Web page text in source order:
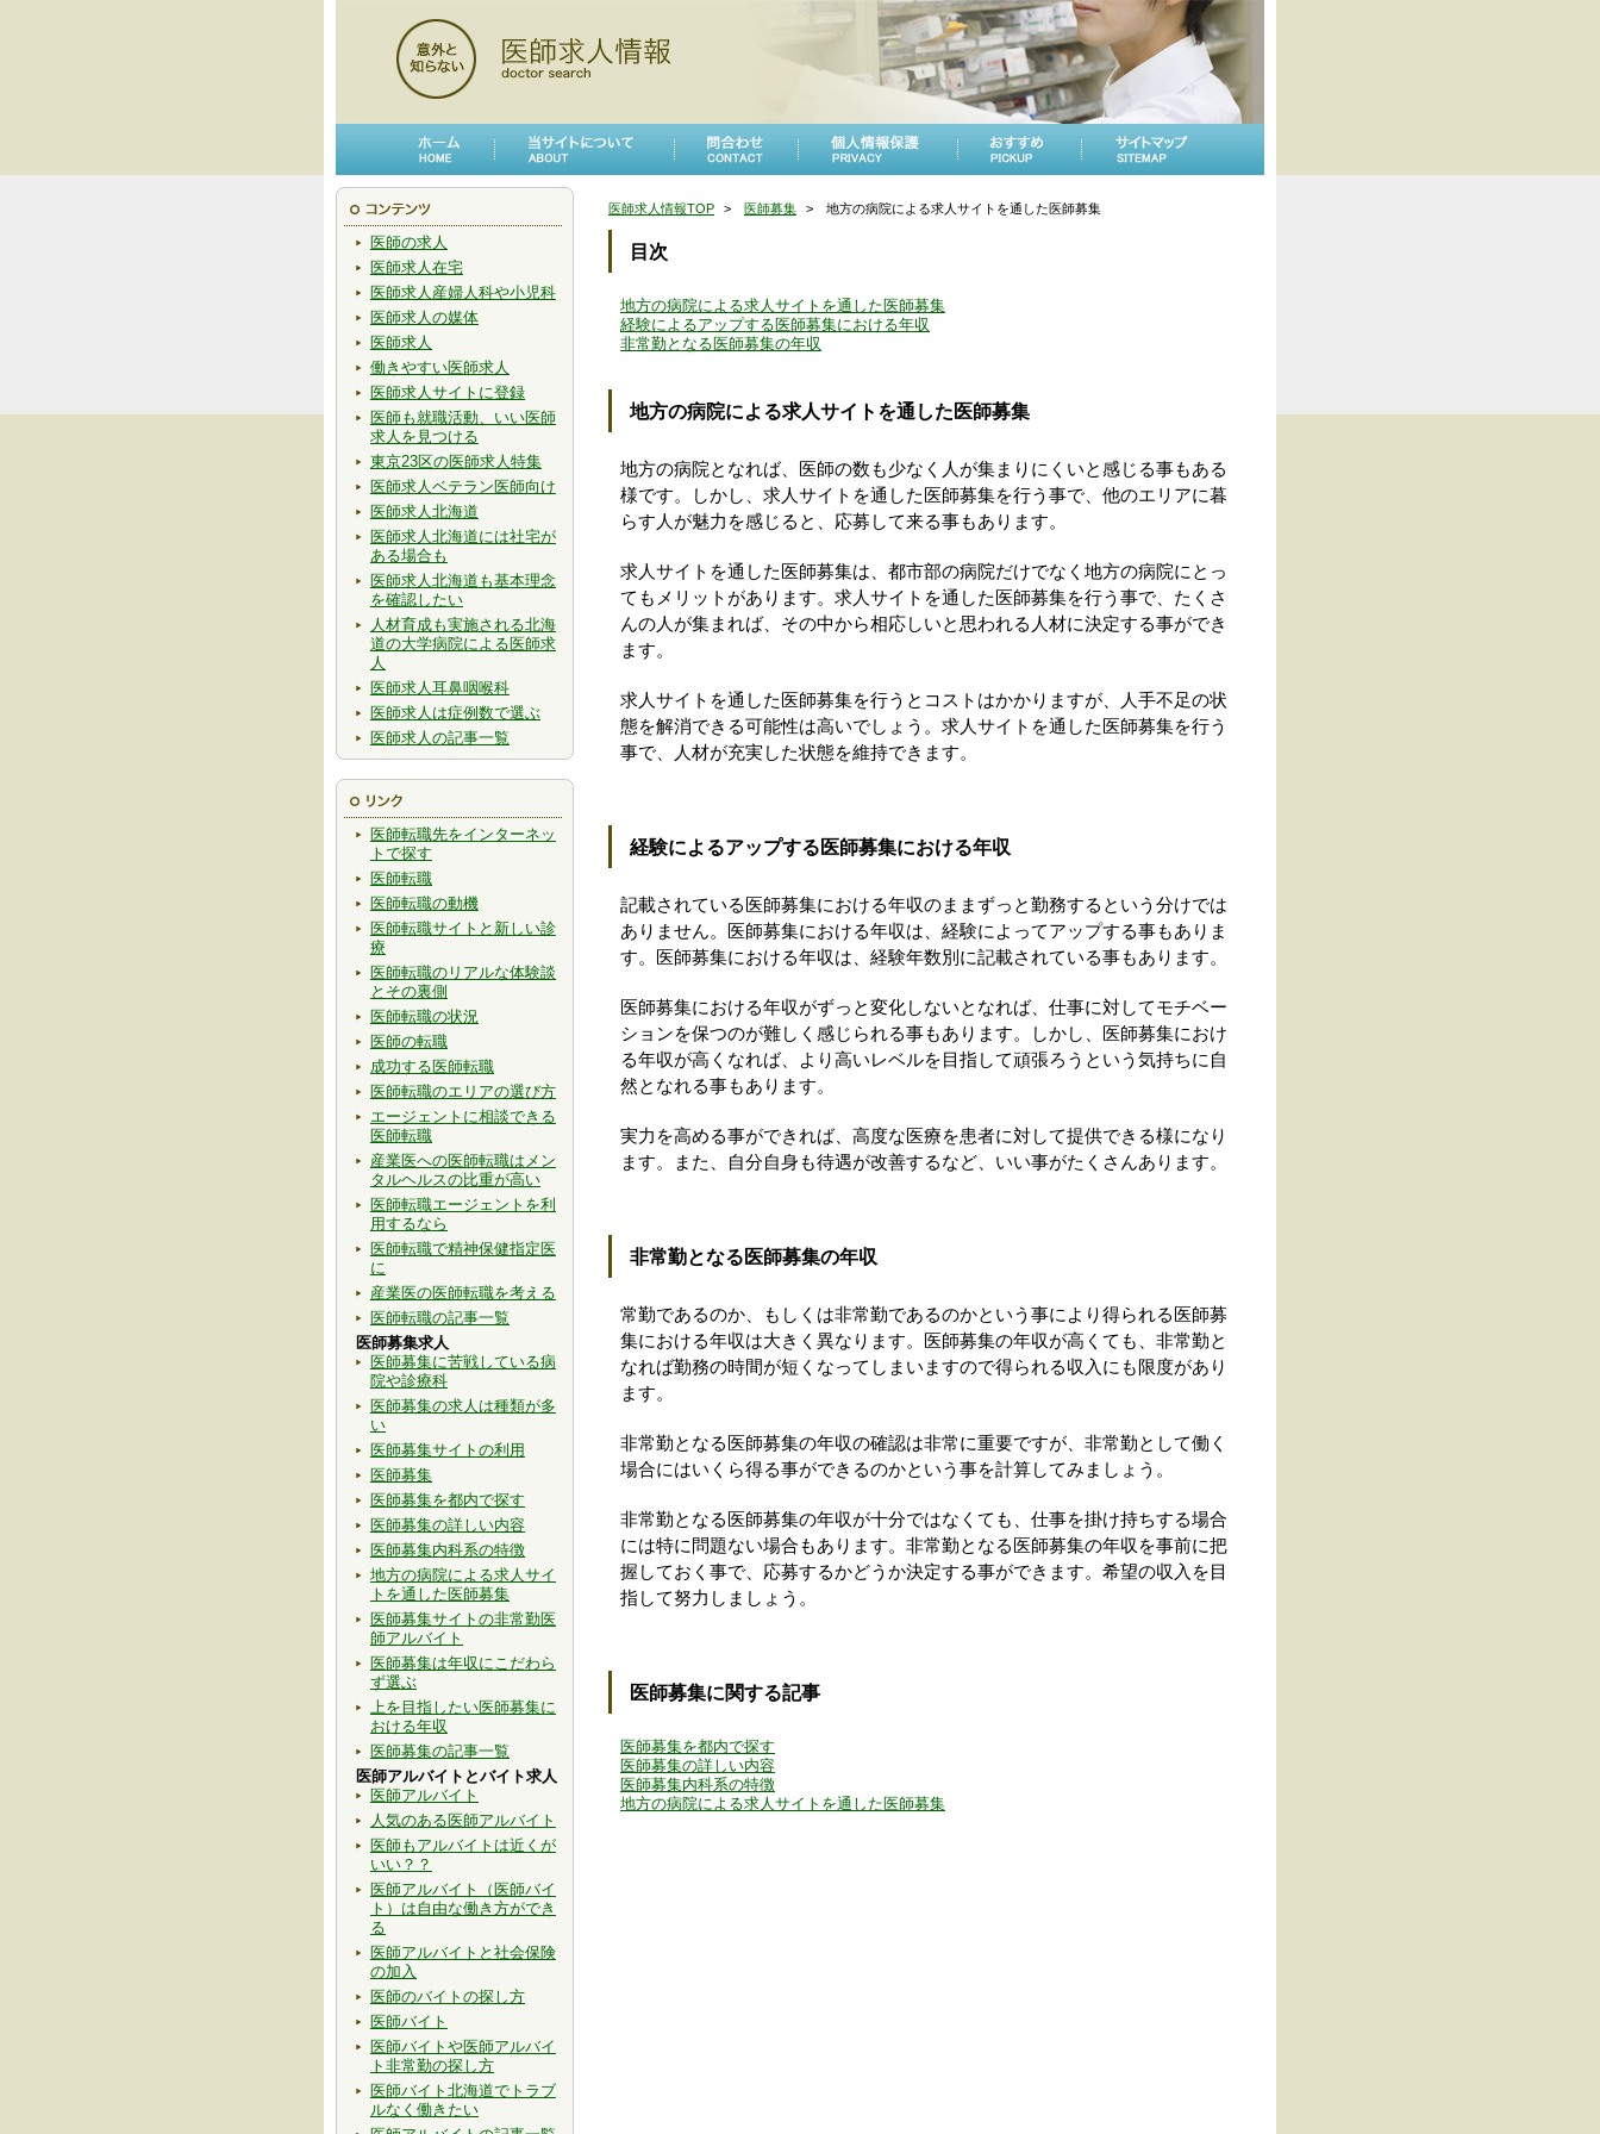
医師の求人
医師求人在宅
医師求人産婦人科や小児科
医師求人の媒体
医師求人
働きやすい医師求人
医師求人サイトに登録
医師も就職活動、いい医師
求人を見つける
東京23区の医師求人特集
医師求人ベテラン医師向け
医師求人北海道
医師求人北海道には社宅が
ある場合も
医師求人北海道も基本理念
を確認したい
人材育成も実施される北海
道の大学病院による医師求
人
医師求人耳鼻咽喉科
医師求人は症例数で選ぶ
医師求人の記事一覧
医師転職先をインターネッ
トで探す
医師転職
医師転職の動機
医師転職サイトと新しい診
療
医師転職のリアルな体験談
とその裏側
医師転職の状況
医師の転職
成功する医師転職
医師転職のエリアの選び方
エージェントに相談できる
医師転職
産業医への医師転職はメン
タルヘルスの比重が高い
医師転職エージェントを利
用するなら
医師転職で精神保健指定医
に
産業医の医師転職を考える
医師転職の記事一覧
医師募集求人
医師募集に苦戦している病
院や診療科
医師募集の求人は種類が多
い
医師募集サイトの利用
医師募集
医師募集を都内で探す
医師募集の詳しい内容
医師募集内科系の特徴
地方の病院による求人サイ
トを通した医師募集
医師募集サイトの非常勤医
師アルバイト
医師募集は年収にこだわら
ず選ぶ
上を目指したい医師募集に
おける年収
医師募集の記事一覧
医師アルバイトとバイト求人
医師アルバイト
人気のある医師アルバイト
医師もアルバイトは近くが
いい？？
医師アルバイト（医師バイ
ト）は自由な働き方ができ
る
医師アルバイトと社会保険
の加入
医師のバイトの探し方
医師バイト
医師バイトや医師アルバイ
ト非常勤の探し方
医師バイト北海道でトラブ
ルなく働きたい
医師求人情報TOP 医師募集 地方の病院による求人サイトを通した医師募集
目次
地方の病院による求人サイトを通した医師募集
経験によるアップする医師募集における年収
非常勤となる医師募集の年収
地方の病院による求人サイトを通した医師募集
地方の病院となれば、医師の数も少なく人が集まりにくいと感じる事もある
様です。しかし、求人サイトを通した医師募集を行う事で、他のエリアに暮
らす人が魅力を感じると、応募して来る事もあります。
求人サイトを通した医師募集は、都市部の病院だけでなく地方の病院にとっ
てもメリットがあります。求人サイトを通した医師募集を行う事で、たくさ
んの人が集まれば、その中から相応しいと思われる人材に決定する事ができ
ます。
求人サイトを通した医師募集を行うとコストはかかりますが、人手不足の状
態を解消できる可能性は高いでしょう。求人サイトを通した医師募集を行う
事で、人材が充実した状態を維持できます。
経験によるアップする医師募集における年収
記載されている医師募集における年収のままずっと勤務するという分けでは
ありません。医師募集における年収は、経験によってアップする事もありま
す。医師募集における年収は、経験年数別に記載されている事もあります。
医師募集における年収がずっと変化しないとなれば、仕事に対してモチベー
ションを保つのが難しく感じられる事もあります。しかし、医師募集におけ
る年収が高くなれば、より高いレベルを目指して頑張ろうという気持ちに自
然となれる事もあります。
実力を高める事ができれば、高度な医療を患者に対して提供できる様になり
ます。また、自分自身も待遇が改善するなど、いい事がたくさんあります。
非常勤となる医師募集の年収
常勤であるのか、もしくは非常勤であるのかという事により得られる医師募
集における年収は大きく異なります。医師募集の年収が高くても、非常勤と
なれば勤務の時間が短くなってしまいますので得られる収入にも限度があり
ます。
非常勤となる医師募集の年収の確認は非常に重要ですが、非常勤として働く
場合にはいくら得る事ができるのかという事を計算してみましょう。
非常勤となる医師募集の年収が十分ではなくても、仕事を掛け持ちする場合
には特に問題ない場合もあります。非常勤となる医師募集の年収を事前に把
握しておく事で、応募するかどうか決定する事ができます。希望の収入を目
指して努力しましょう。
医師募集に関する記事
医師募集を都内で探す
医師募集の詳しい内容
医師募集内科系の特徴
地方の病院による求人サイトを通した医師募集